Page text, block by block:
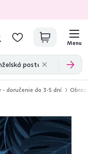
recenzií
Menu
- doručenie do 3-5 dní